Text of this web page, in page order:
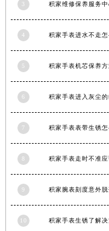
3 积家维修保养服务
4 积家手表进水不走怎
5 积家手表机芯保养
6 积家手表进入灰尘
7
8 积家手表走时不准
9 积家腕表刻度意外
10 积家手表生锈了解